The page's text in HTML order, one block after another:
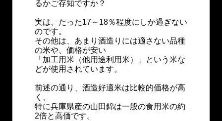
るかご存知ですか？
実は、たった17～18％程度にしか過ぎない
のです。
その他は、あまり酒造りには適さない品種
の米や、価格が安い
「加工用米（他用途利用米）」という米な
どが使用されています。
前述の通り、酒造好適米は比較的価格が高
く、
特に兵庫県産の山田錦は一般の食用米の約
2倍と高価です。